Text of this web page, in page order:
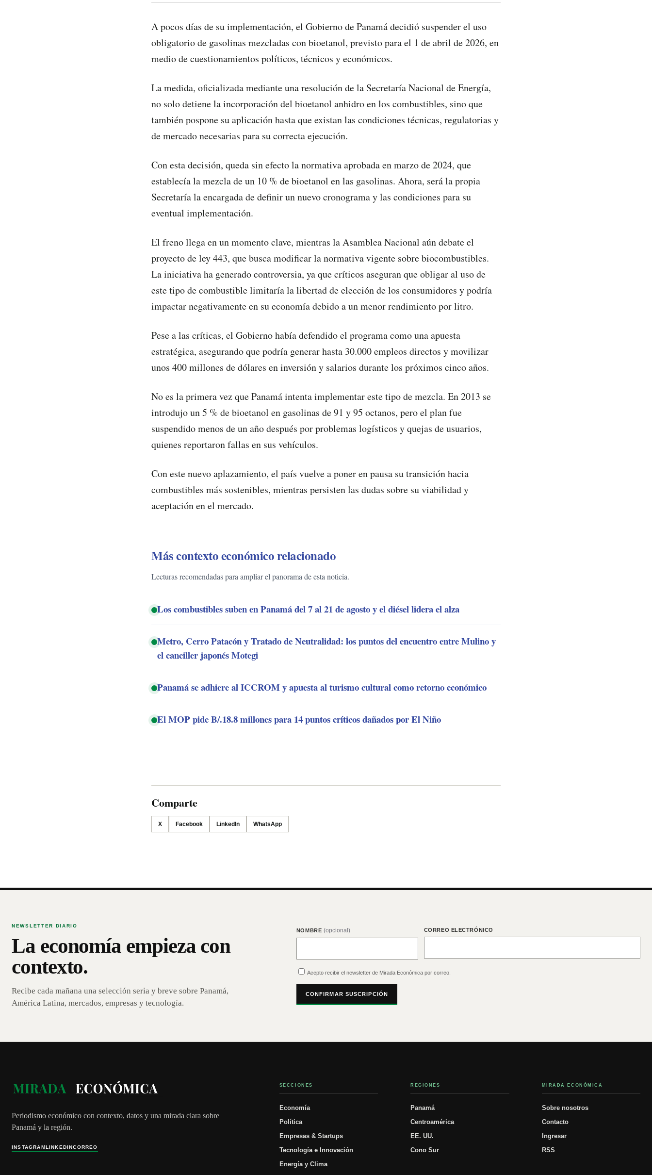
A pocos días de su implementación, el Gobierno de Panamá decidió suspender el uso
obligatorio de gasolinas mezcladas con bioetanol, previsto para el 1 de abril de 2026, en
medio de cuestionamientos políticos, técnicos y económicos.
La medida, oficializada mediante una resolución de la Secretaría Nacional de Energía,
no solo detiene la incorporación del bioetanol anhidro en los combustibles, sino que
también pospone su aplicación hasta que existan las condiciones técnicas, regulatorias y
de mercado necesarias para su correcta ejecución.
Con esta decisión, queda sin efecto la normativa aprobada en marzo de 2024, que
establecía la mezcla de un 10 % de bioetanol en las gasolinas. Ahora, será la propia
Secretaría la encargada de definir un nuevo cronograma y las condiciones para su
eventual implementación.
El freno llega en un momento clave, mientras la Asamblea Nacional aún debate el
proyecto de ley 443, que busca modificar la normativa vigente sobre biocombustibles.
La iniciativa ha generado controversia, ya que críticos aseguran que obligar al uso de
este tipo de combustible limitaría la libertad de elección de los consumidores y podría
impactar negativamente en su economía debido a un menor rendimiento por litro.
Pese a las críticas, el Gobierno había defendido el programa como una apuesta
estratégica, asegurando que podría generar hasta 30.000 empleos directos y movilizar
unos 400 millones de dólares en inversión y salarios durante los próximos cinco años.
No es la primera vez que Panamá intenta implementar este tipo de mezcla. En 2013 se
introdujo un 5 % de bioetanol en gasolinas de 91 y 95 octanos, pero el plan fue
suspendido menos de un año después por problemas logísticos y quejas de usuarios,
quienes reportaron fallas en sus vehículos.
Con este nuevo aplazamiento, el país vuelve a poner en pausa su transición hacia
combustibles más sostenibles, mientras persisten las dudas sobre su viabilidad y
aceptación en el mercado.
Más contexto económico relacionado
Lecturas recomendadas para ampliar el panorama de esta noticia.
Los combustibles suben en Panamá del 7 al 21 de agosto y el diésel lidera el alza
Metro, Cerro Patacón y Tratado de Neutralidad: los puntos del encuentro entre Mulino y
el canciller japonés Motegi
Panamá se adhiere al ICCROM y apuesta al turismo cultural como retorno económico
El MOP pide B/.18.8 millones para 14 puntos críticos dañados por El Niño
Comparte
X Facebook LinkedIn WhatsApp
NEWSLETTER DIARIO
La economía empieza con
contexto.
Recibe cada mañana una selección seria y breve sobre Panamá,
América Latina, mercados, empresas y tecnología.
NOMBRE (opcional) CORREO ELECTRÓNICO
Acepto recibir el newsletter de Mirada Económica por correo.
CONFIRMAR SUSCRIPCIÓN
Periodismo económico con contexto, datos y una mirada clara sobre
Panamá y la región.
INSTAGRAMLINKEDINCORREO
SECCIONES
Economía
Política
Empresas & Startups
Tecnología e Innovación
Energía y Clima
REGIONES
Panamá
Centroamérica
EE. UU.
Cono Sur
MIRADA ECONÓMICA
Sobre nosotros
Contacto
Ingresar
RSS